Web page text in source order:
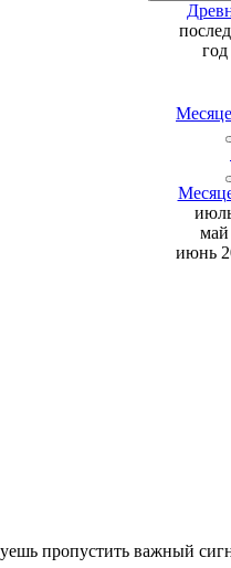
год
май
июнь
пропустить важный